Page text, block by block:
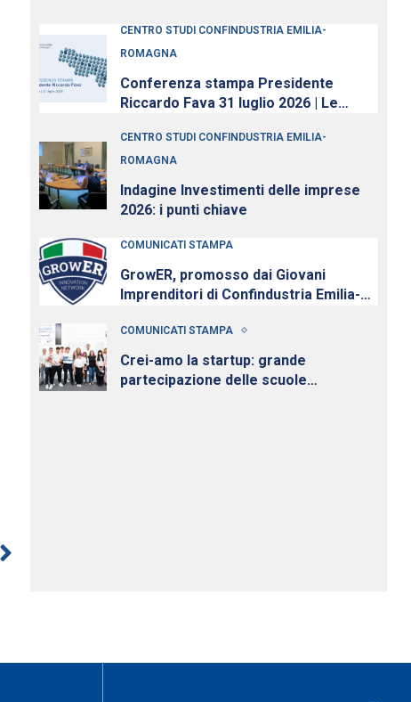
CENTRO STUDI CONFINDUSTRIA EMILIA-
ROMAGNA
Conferenza stampa Presidente
Riccardo Fava 31 luglio 2026 | Le
nonostante l’incertezza
CENTRO STUDI CONFINDUSTRIA EMILIA-
ROMAGNA
Indagine Investimenti delle imprese
2026: i punti chiave
COMUNICATI STAMPA
GrowER, promosso dai Giovani
Imprenditori di Confindustria Emilia-
cresce e diventa nazionale
COMUNICATI STAMPA
Crei-amo la startup: grande
partecipazione delle scuole